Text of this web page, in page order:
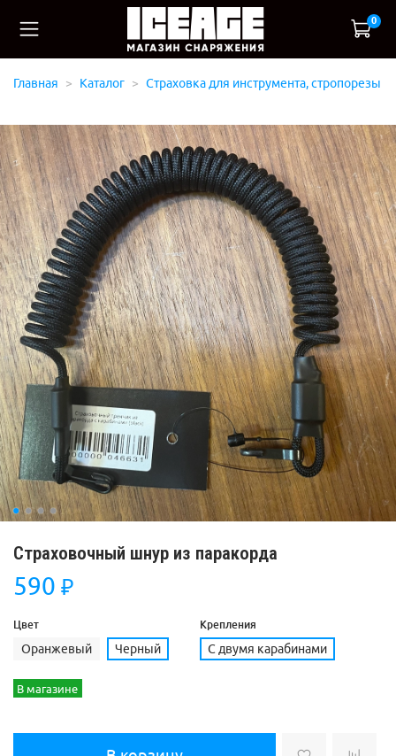
0
Главная Каталог Страховка для инструмента, стропорезы
Страховочный шнур из паракорда
590 ₽
Цвет
Оранжевый Черный
Крепления
С двумя карабинами
В магазине